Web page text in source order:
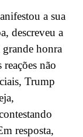
a sua
descreveu a
honra
não
Trump
resposta,